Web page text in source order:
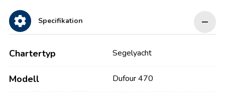
Specifikation
Chartertyp Segelyacht
Modell Dufour 470